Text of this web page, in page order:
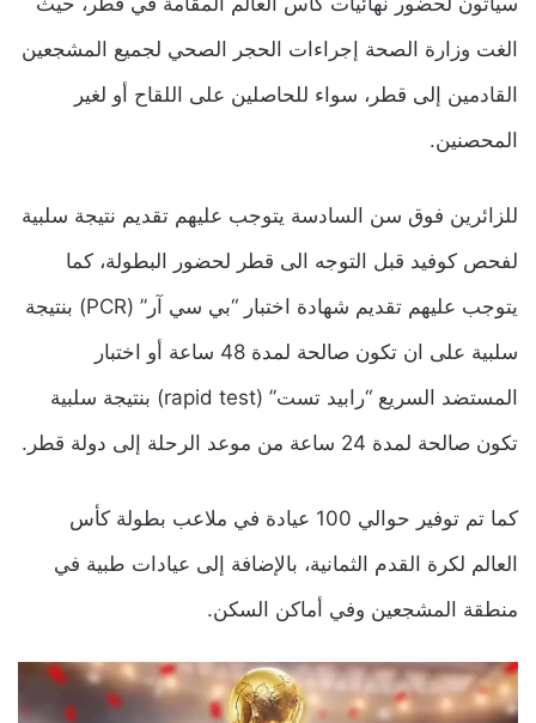
الغت وزارة الصحة إجراءات الحجر الصحي لجميع المشجعين
القادمين إلى قطر، سواء للحاصلين على اللقاح أو لغير
المحصنين.
للزائرين فوق سن السادسة يتوجب عليهم تقديم نتيجة سلبية
لفحص كوفيد قبل التوجه الى قطر لحضور البطولة، كما
يتوجب عليهم تقديم شهادة اختبار “بي سي آر” (PCR) بنتيجة
سلبية على ان تكون صالحة لمدة 48 ساعة أو اختبار
المستضد السريع “رابيد تست” (rapid test) بنتيجة سلبية
تكون صالحة لمدة 24 ساعة من موعد الرحلة إلى دولة قطر.
كما تم توفير حوالي 100 عيادة في ملاعب بطولة كأس
العالم لكرة القدم الثمانية، بالإضافة إلى عيادات طبية في
منطقة المشجعين وفي أماكن السكن.